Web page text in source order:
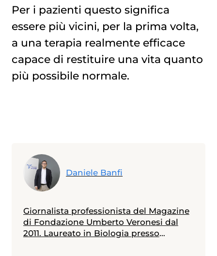
Per i pazienti questo significa
essere più vicini, per la prima volta,
a una terapia realmente efficace
capace di restituire una vita quanto
più possibile normale.
Daniele Banfi
Giornalista professionista del Magazine
di Fondazione Umberto Veronesi dal
2011. Laureato in Biologia presso